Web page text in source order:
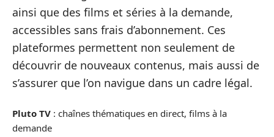
ainsi que des films et séries à la demande,
accessibles sans frais d’abonnement. Ces
plateformes permettent non seulement de
découvrir de nouveaux contenus, mais aussi de
s’assurer que l’on navigue dans un cadre légal.
Pluto TV : chaînes thématiques en direct, films à la
demande